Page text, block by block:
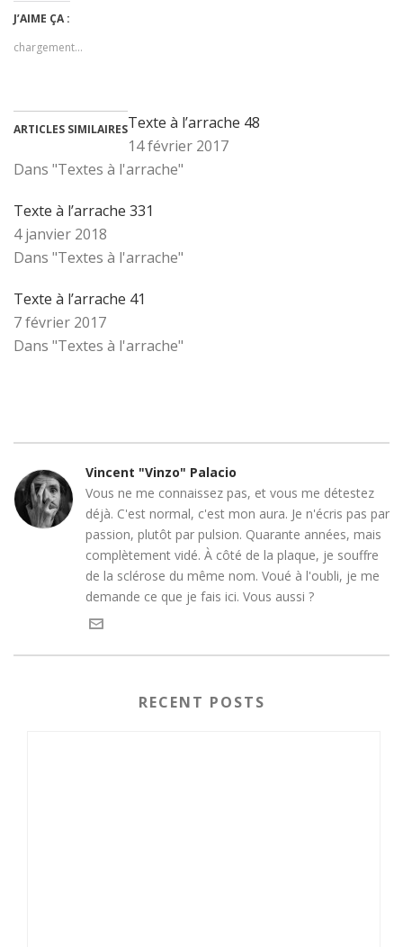
J’AIME ÇA :
chargement…
ARTICLES SIMILAIRESTexte à l’arrache 48
14 février 2017
Dans "Textes à l'arrache"
Texte à l’arrache 331
4 janvier 2018
Dans "Textes à l'arrache"
Texte à l’arrache 41
7 février 2017
Dans "Textes à l'arrache"
Vincent "Vinzo" Palacio
Vous ne me connaissez pas, et vous me détestez
déjà. C'est normal, c'est mon aura. Je n'écris pas par
passion, plutôt par pulsion. Quarante années, mais
complètement vidé. À côté de la plaque, je souffre
de la sclérose du même nom. Voué à l'oubli, je me
demande ce que je fais ici. Vous aussi ?
RECENT POSTS